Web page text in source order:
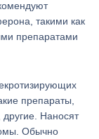
такими как
препаратами
препараты,
Наносят
Обычно